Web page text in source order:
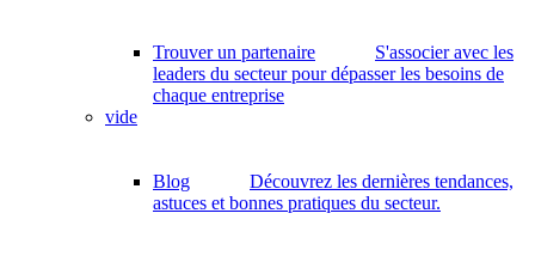
Trouver un partenaire
S'associer avec les
leaders du secteur pour dépasser les besoins de
chaque entreprise
vide
Blog
Découvrez les dernières tendances,
astuces et bonnes pratiques du secteur.